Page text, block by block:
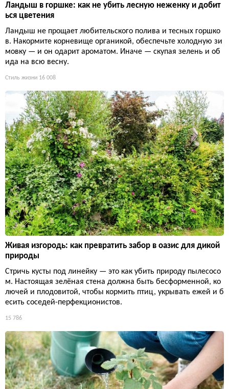
Ландыш в горшке: как не убить лесную неженку и добит
ься цветения
Ландыш не прощает любительского полива и тесных горшко
в. Накормите корневище органикой, обеспечьте холодную зи
мовку — и он одарит ароматом. Иначе — скупая зелень и об
ида на всю весну.
Стиль жизни 16 008
Живая изгородь: как превратить забор в оазис для дикой
природы
Стричь кусты под линейку — это как убить природу пылесосо
м. Настоящая зелёная стена должна быть бесформенной, ко
лючей и плодовитой, чтобы кормить птиц, укрывать ежей и б
есить соседей-перфекционистов.
15 786